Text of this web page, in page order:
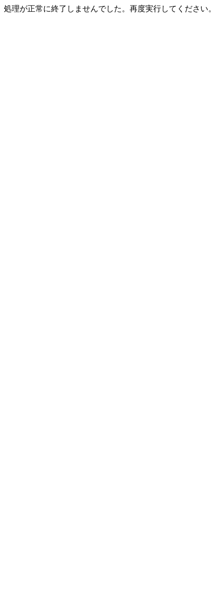
処理が正常に終了しませんでした。再度実行してください。